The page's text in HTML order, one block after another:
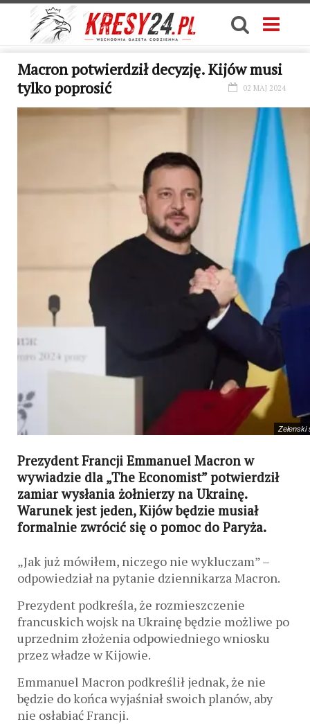
Macron potwierdził decyzję. Kijów musi
tylko poprosić
02 MAJ 2024
Zełenski
Prezydent Francji Emmanuel Macron w
wywiadzie dla „The Economist” potwierdził
zamiar wysłania żołnierzy na Ukrainę.
Warunek jest jeden, Kijów będzie musiał
formalnie zwrócić się o pomoc do Paryża.
„Jak już mówiłem, niczego nie wykluczam” –
odpowiedział na pytanie dziennikarza Macron.
Prezydent podkreśla, że ​​rozmieszczenie
francuskich wojsk na Ukrainę będzie możliwe po
uprzednim złożenia odpowiedniego wniosku
przez władze w Kijowie.
Emmanuel Macron podkreślił jednak, że nie
będzie do końca wyjaśniał swoich planów, aby
nie osłabiać Francji.